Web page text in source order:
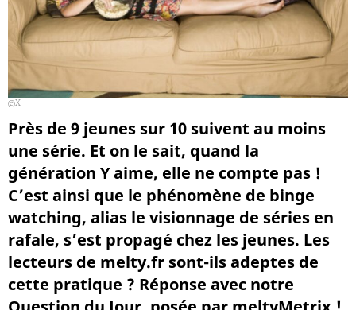
X
Près de 9 jeunes sur 10 suivent au moins
une série. Et on le sait, quand la
génération Y aime, elle ne compte pas !
C’est ainsi que le phénomène de binge
watching, alias le visionnage de séries en
rafale, s’est propagé chez les jeunes. Les
lecteurs de melty.fr sont-ils adeptes de
cette pratique ? Réponse avec notre